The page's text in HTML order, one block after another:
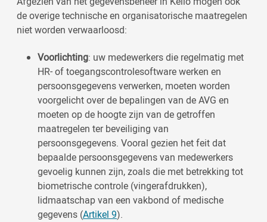
de overige technische en organisatorische maatregelen
niet worden verwaarloosd:
Voorlichting: uw medewerkers die regelmatig met
HR- of toegangscontrolesoftware werken en
persoonsgegevens verwerken, moeten worden
voorgelicht over de bepalingen van de AVG en
moeten op de hoogte zijn van de getroffen
maatregelen ter beveiliging van
persoonsgegevens. Vooral gezien het feit dat
bepaalde persoonsgegevens van medewerkers
gevoelig kunnen zijn, zoals die met betrekking tot
biometrische controle (vingerafdrukken),
lidmaatschap van een vakbond of medische
gegevens (Artikel 9).